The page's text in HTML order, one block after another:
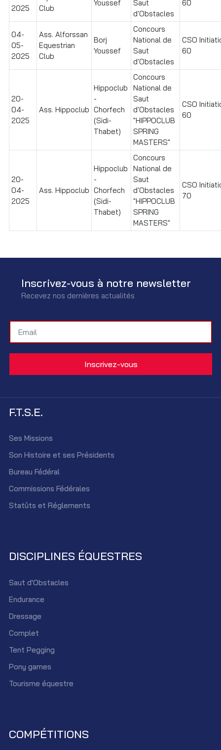
2025
Club
Youssef
Saut
d'Obstacles
60
04-
05-
2025
Ass. Alforssan
Equestrian
Club
Borj
Youssef
Concours
National de
Saut
d'Obstacles
CSO
60
20-
04-
2025
Ass. Hippoclub
Hippoclub
-
Chorfech
(Sidi-
Thabet)
Concours
National de
Saut
d'Obstacles
"HIPPOCLUB
SPRING
MASTERS"
CSO
60
20-
04-
2025
Ass. Hippoclub
Hippoclub
-
Chorfech
(Sidi-
Thabet)
Concours
National de
Saut
d'Obstacles
"HIPPOCLUB
SPRING
MASTERS"
CSO
70
Inscrivez-vous à notre newsletter
Recevez nos dernières actualités
F.T.S.E.
Ses Missions
Son Histoire et ses Présidents
Bureau Fédéral
Commissions Fédérales
Statûts et Réglements
DISCIPLINES ÉQUESTRES
Saut d'Obstacles
Endurance
Dressage
Complet
Tent Pegging
Pony games
Tourisme équestre
COMPÉTITIONS